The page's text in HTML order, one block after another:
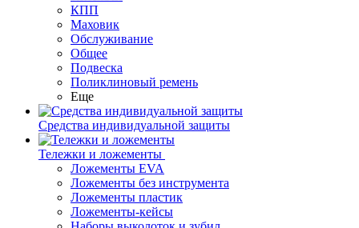
КПП
Маховик
Обслуживание
Общее
Подвеска
Поликлиновый ремень
Еще
Средства индивидуальной защиты
Тележки и ложементы
Ложементы EVA
Ложементы без инструмента
Ложементы пластик
Ложементы-кейсы